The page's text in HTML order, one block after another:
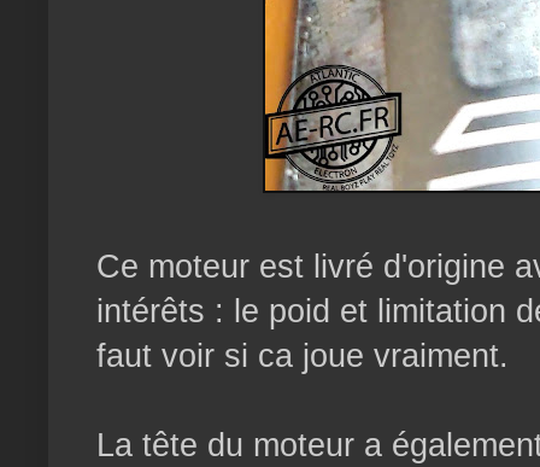
Ce moteur est livré d'origine
intérêts : le poid et limitation
faut voir si ca joue vraiment.
La tête du moteur a